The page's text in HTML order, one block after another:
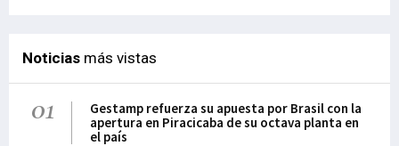
Noticias más vistas
01
Gestamp refuerza su apuesta por Brasil con la
apertura en Piracicaba de su octava planta en
el país